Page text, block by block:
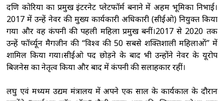
दक्षिण कोरिया का प्रमुख इंटरनेट प्लेटफॉर्म बनाने में अहम भूमिका निभाई।
2017 में उन्हें नेवर की मुख्य कार्यकारी अधिकारी (सीईओ) नियुक्त किया
गया और वह कंपनी की पहली महिला प्रमुख बनीं।2017 से 2020 तक
उन्हें फॉर्च्यून मैगजीन की “विश्व की 50 सबसे शक्तिशाली महिलाओं” में
शामिल किया गया।सीईओ पद छोड़ने के बाद भी उन्होंने नेवर के यूरोप
बिजनेस का नेतृत्व किया और बाद में कंपनी की सलाहकार रहीं।
लघु एवं मध्यम उद्यम मंत्रालय में अपने एक साल के कार्यकाल के दौरान